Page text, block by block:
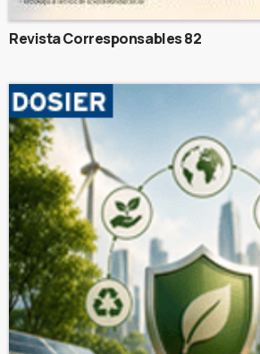
Revista Corresponsables 82